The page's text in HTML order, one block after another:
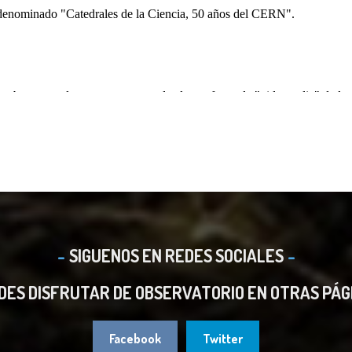
SIGUENOS EN REDES SOCIALES
DISFRUTAR DE OBSERVATORIO EN OTRAS
Facebook Twitter